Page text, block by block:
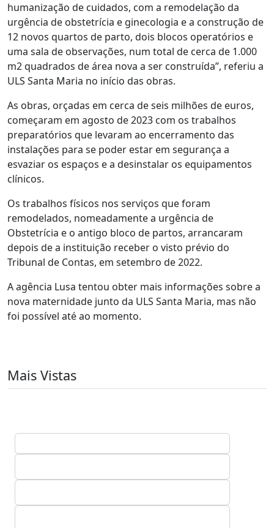
humanização de cuidados, com a remodelação da
urgência de obstetrícia e ginecologia e a construção de
12 novos quartos de parto, dois blocos operatórios e
uma sala de observações, num total de cerca de 1.000
m2 quadrados de área nova a ser construída”, referiu a
ULS Santa Maria no início das obras.
As obras, orçadas em cerca de seis milhões de euros,
começaram em agosto de 2023 com os trabalhos
preparatórios que levaram ao encerramento das
instalações para se poder estar em segurança a
esvaziar os espaços e a desinstalar os equipamentos
clínicos.
Os trabalhos físicos nos serviços que foram
remodelados, nomeadamente a urgência de
Obstetrícia e o antigo bloco de partos, arrancaram
depois de a instituição receber o visto prévio do
Tribunal de Contas, em setembro de 2022.
A agência Lusa tentou obter mais informações sobre a
nova maternidade junto da ULS Santa Maria, mas não
foi possível até ao momento.
Mais Vistas